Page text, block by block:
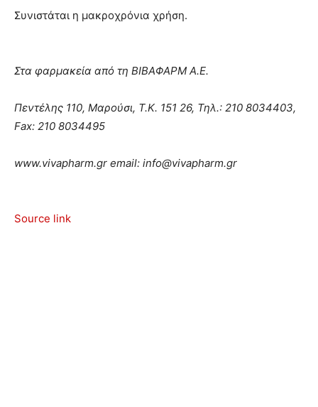
Συνιστάται η μακροχρόνια χρήση.
Στα φαρμακεία από τη ΒΙΒΑΦΑΡΜ Α.Ε.
Πεντέλης 110, Μαρούσι, Τ.Κ. 151 26, Τηλ.: 210 8034403,
Fax: 210 8034495
www.vivapharm.gr email: info@vivapharm.gr
Source link